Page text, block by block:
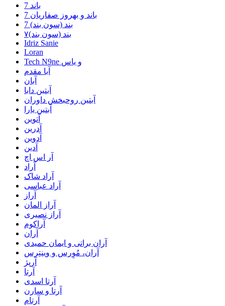
7 باند
7 باند و بهروز صفاریان
7 بند (سون بند)
۷بند (سون بند)
Idriz Sanie
Loran
Tech N9ne و یاس
آبا مقدم
آبان
آبتین دابا
آبتین روحبخش داوران
آبتین یارا
آتوین
آدرین
آدوین
آدین
آر اس اچ
آراد
آراد شاک
آراد عباسی
آراز
آراز المان
آراز نصیری
آراکوم
آران
آران براتی و ایمان حمیدی
آران، مُوِرس و وینتِرس
آرپژ
آرتا
آرتا اسدی
آرتا و سارن
آرتام